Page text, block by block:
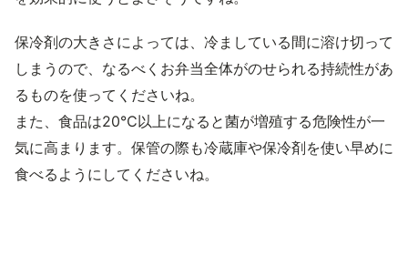
保冷剤の大きさによっては、冷ましている間に溶け切って
しまうので、なるべくお弁当全体がのせられる持続性があ
るものを使ってくださいね。
また、食品は20℃以上になると菌が増殖する危険性が一
気に高まります。保管の際も冷蔵庫や保冷剤を使い早めに
食べるようにしてくださいね。